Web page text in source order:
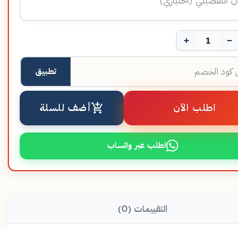
−
+
تطبيق
اطلب الآن أضف للسلة
اطلب عبر واتساب
التقييمات (0)